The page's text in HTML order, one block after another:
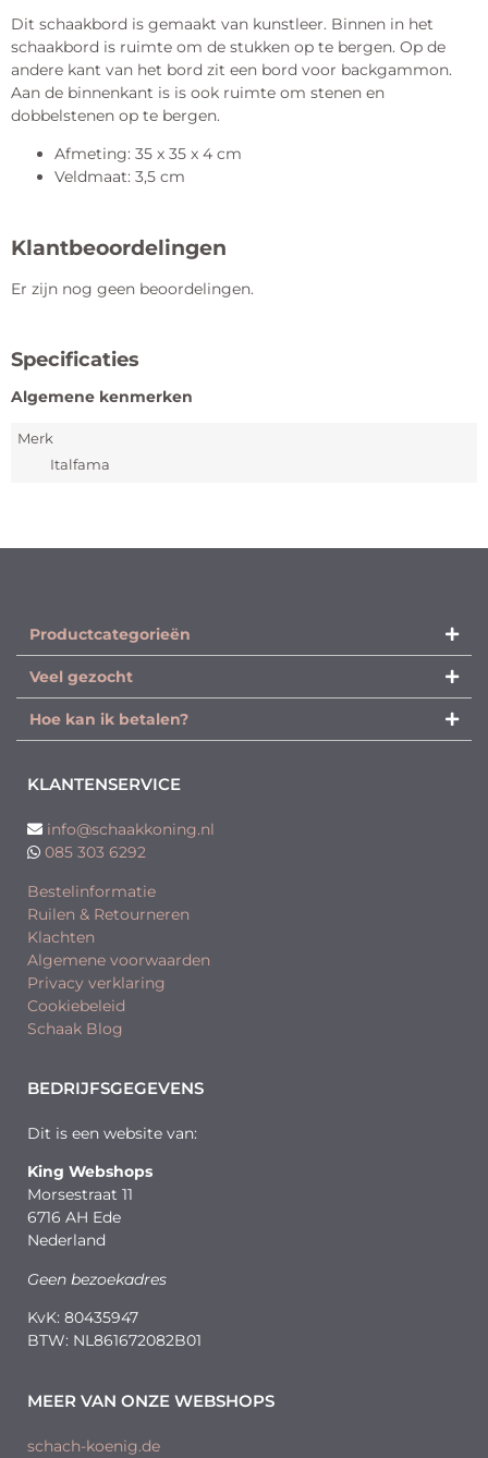
Dit schaakbord is gemaakt van kunstleer. Binnen in het
schaakbord is ruimte om de stukken op te bergen. Op de
andere kant van het bord zit een bord voor backgammon.
Aan de binnenkant is is ook ruimte om stenen en
dobbelstenen op te bergen.
Afmeting: 35 x 35 x 4 cm
Veldmaat: 3,5 cm
Klantbeoordelingen
Er zijn nog geen beoordelingen.
Specificaties
Algemene kenmerken
Merk
Italfama
Productcategorieën​
Veel gezocht
Hoe kan ik betalen?
KLANTENSERVICE
info@schaakkoning.nl
085 303 6292
Bestelinformatie
Ruilen & Retourneren
Klachten
Algemene voorwaarden
Privacy verklaring
Cookiebeleid
Schaak Blog
BEDRIJFSGEGEVENS
Dit is een website van:
King Webshops
Morsestraat 11
6716 AH Ede
Nederland
Geen bezoekadres
KvK: 80435947
BTW: NL861672082B01
MEER VAN ONZE WEBSHOPS
schach-koenig.de